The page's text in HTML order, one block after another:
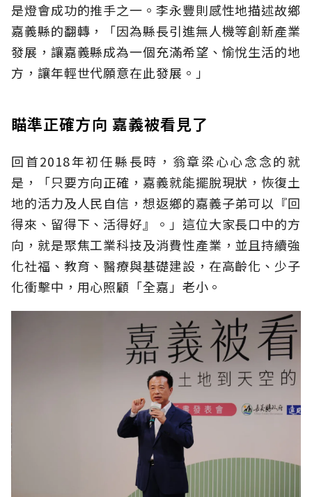
是燈會成功的推手之一。李永豐則感性地描述故鄉
嘉義縣的翻轉，「因為縣長引進無人機等創新產業
發展，讓嘉義縣成為一個充滿希望、愉悅生活的地
方，讓年輕世代願意在此發展。」
瞄準正確方向 嘉義被看見了
回首2018年初任縣長時，翁章梁心心念念的就
是，「只要方向正確，嘉義就能擺脫現狀，恢復土
地的活力及人民自信，想返鄉的嘉義子弟可以『回
得來、留得下、活得好』。」這位大家長口中的方
向，就是聚焦工業科技及消費性產業，並且持續強
化社福、教育、醫療與基礎建設，在高齡化、少子
化衝擊中，用心照顧「全嘉」老小。